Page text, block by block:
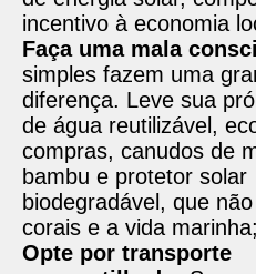
incentivo à economia
Faça uma mala
simples fazem uma
diferença. Leve sua
de água reutilizável,
compras, canudos de
bambu e protetor solar
biodegradável, que
corais e a vida marinha;
Opte por transporte